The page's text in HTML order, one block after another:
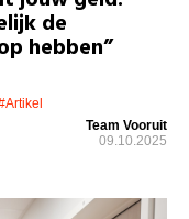
de
hebben”
Team Vooruit
09.10.2025